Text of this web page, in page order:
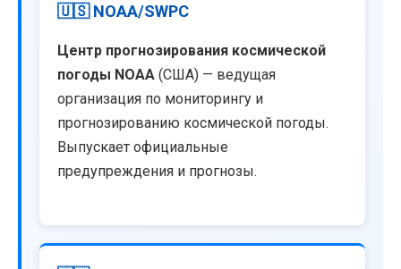
🇺🇸 NOAA/SWPC
Центр прогнозирования космической
погоды NOAA (США) — ведущая
организация по мониторингу и
прогнозированию космической погоды.
Выпускает официальные
предупреждения и прогнозы.